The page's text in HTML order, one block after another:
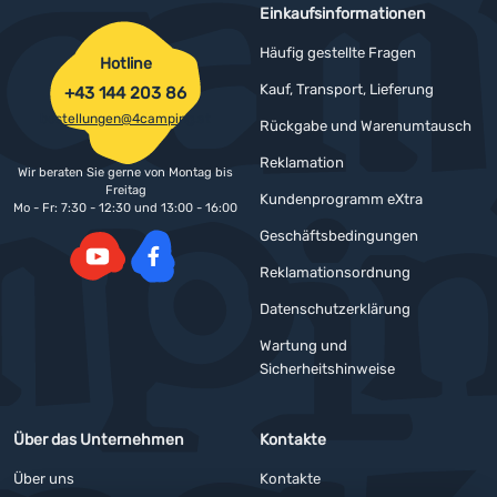
Einkaufsinformationen
Häufig gestellte Fragen
Kauf, Transport, Lieferung
Rückgabe und Warenumtausch
Reklamation
Kundenprogramm eXtra
Geschäftsbedingungen
Reklamationsordnung
Datenschutzerklärung
Wartung und
Sicherheitshinweise
Über das Unternehmen
Über uns
Kontakte
Kontakte
Hotline
+43 144 203 86
bestellungen@4camping.at
Wir beraten Sie gerne von Montag bis
Freitag
Mo - Fr: 7:30 - 12:30 und 13:00 - 16:00